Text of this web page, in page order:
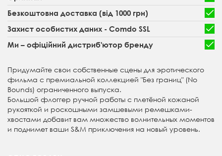
Безкоштовна доставка (від 1000 грн)
Захист особистих даних - Comdo SSL
Ми – офіційний дистриб'ютор бренду
Придумайте свои собственные сцены для эротического
фильма с премиальной коллекцией "Без границ" (No
Bounds) ограниченного выпуска.
Большой флоггер ручной работы с плетёной кожаной
рукояткой и роскошными замшевыми ремешками-
хвостами добавит вам множество волнительных моментов
и поднимет ваши S&M приключения на новый уровень.